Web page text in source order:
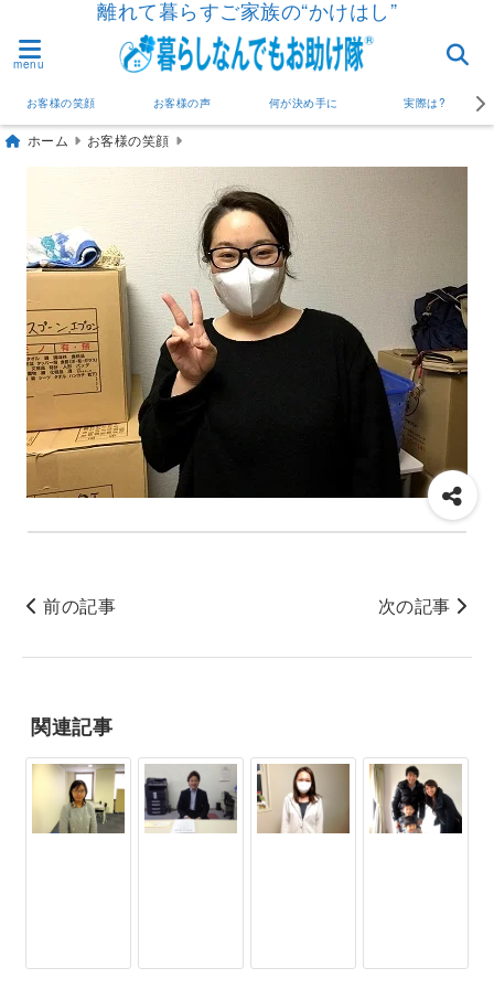
離れて暮らすご家族の“かけはし”
menu
お客様の笑顔 お客様の声 何が決め手に 実際は?
ホーム お客様の笑顔
前の記事 次の記事
関連記事